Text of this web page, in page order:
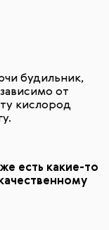
будильник,
от
кислород
есть какие-то